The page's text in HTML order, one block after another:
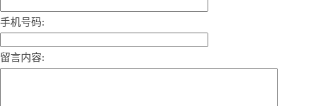
手机号码:
留言内容: